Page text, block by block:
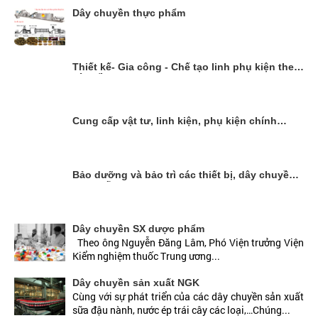
Dây chuyền thực phẩm
Thiết kế- Gia công - Chế tạo linh phụ kiện theo
yêu cầu
Cung cấp vật tư, linh kiện, phụ kiện chính
Bảo dưỡng và bảo trì các thiết bị, dây chuyền
sản xuất
Dây chuyền SX dược phẩm
Kiểm nghiệm thuốc Trung ương...
Dây chuyền sản xuất NGK
Cùng với sự phát triển của các dây chuyền sản xuất
sữa đậu nành, nước ép trái cây các loại,…Chúng...